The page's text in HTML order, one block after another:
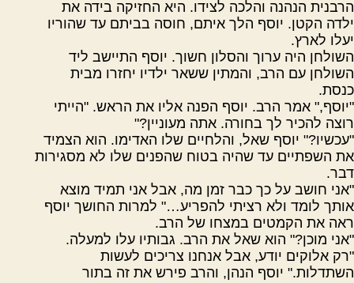
הרבנית הנהנה והלכה לצידו. היא החזיקה בידה את
ילדה הקטן. יוסף הלך איתם, חוסה בביתם עד שהוריו
יעלו לארץ.
השולחן היה ערוך והסלון חשוך. יוסף התיישב ליד
השולחן עם הרב, והמתין ששאר ילדיו יחזרו מבית
כנסת.
"יוסף," אמר הרב. יוסף הפנה אליו את הראש. "הייתי
רוצה להכיר לך בחורה. אתה מעוניין?"
"עכשיו?" יוסף שאל, והלחיים שלו האדימו. הוא הצמיד
את השפתיים עד שהיה בטוח שהפנים שלו לא מסגירות
דבר.
"אני חושב על כך כבר זמן מה, אבל אני תמיד מוצא
אותך לומד ולא רציתי להפריע…" למרות החושך יוסף
ראה את הקמטים במצחו של הרב.
"אני מוכן?" הוא שאל את הרב. גבותיו עלו למעלה.
"רק אלוקים יודע, אבל אנחנו צריכים לעשות
השתדלות." יוסף הנהן, והרב פירש את זה בתור